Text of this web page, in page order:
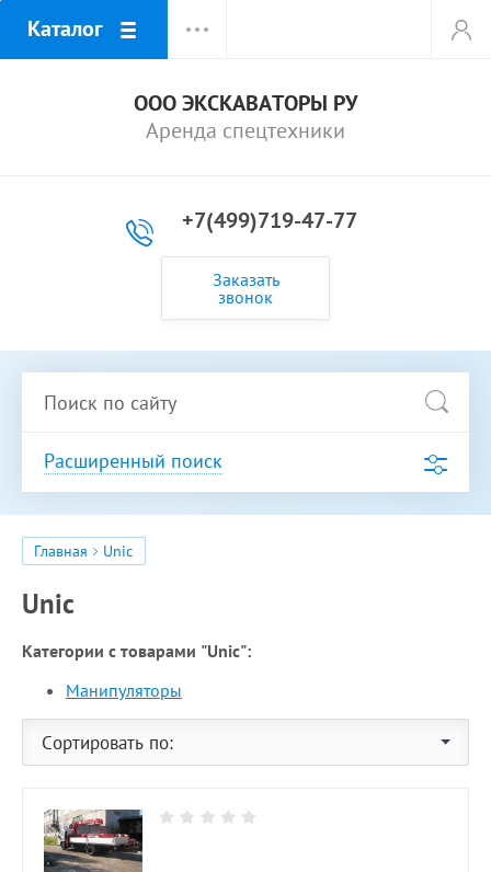
Каталог
ООО ЭКСКАВАТОРЫ РУ
Аренда спецтехники
+7(499)719-47-77
Заказать
звонок
Расширенный поиск
Главная Unic
Unic
Категории с товарами "Unic":
Манипуляторы
Сортировать по: